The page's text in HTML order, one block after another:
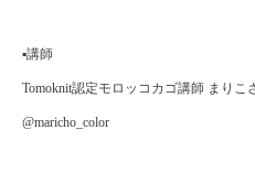
▪️講師
Tomoknit認定モロッコカゴ講師 まりこ
@maricho_color